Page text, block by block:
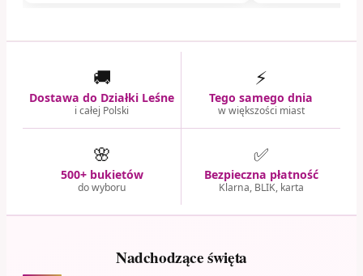
🚚
Dostawa do Działki Leśne
i całej Polski
⚡
Tego samego dnia
w większości miast
🌸
500+ bukietów
do wyboru
✅
Bezpieczna płatność
Klarna, BLIK, karta
Nadchodzące święta